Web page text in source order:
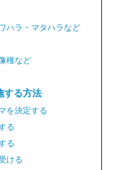
ハラ・マタハラなど
権など
する方法
を決定する
る
る
ける